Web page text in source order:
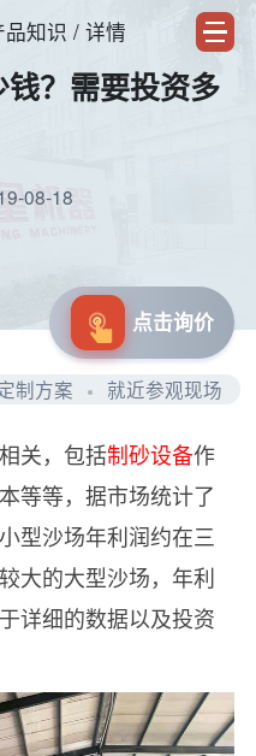
品知识 / 详情
？需要投资多
08-18
点击询价
制方案 就近参观现场
关，包括制砂设备作
等等，据市场统计了
型沙场年利润约在三
大的大型沙场，年利
详细的数据以及投资